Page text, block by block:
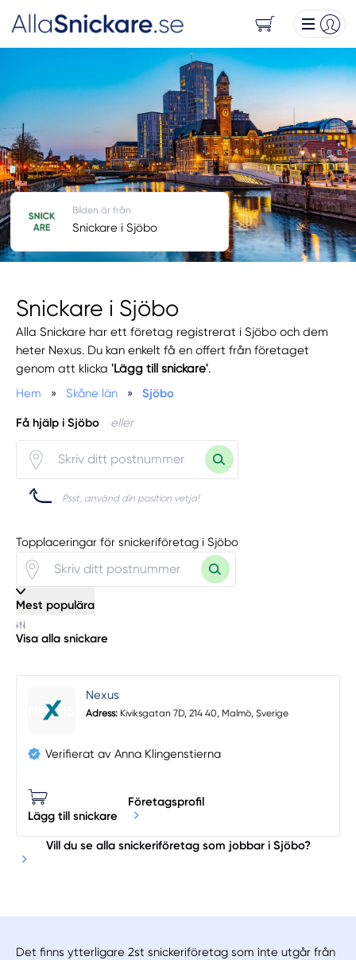
Snickare i Sjöbo
Alla Snickare har ett företag registrerat i Sjöbo och dem
heter Nexus. Du kan enkelt få en offert från företaget
genom att klicka'Lägg till snickare'.
Hem
» Skåne län » Sjöbo
Få hjälp i Sjöbo eller
Psst, använd din position vetja!
Bilden är från
Snickare i Sjöbo
Topplaceringar för snickeriföretag i Sjöbo
Mest populära
Visa alla snickare
Nexus
Adress: Kiviksgatan 7D, 214 40, Malmö, Sverige
Verifierat av Anna Klingenstierna
Lägg till snickare
Företagsprofil
Vill du se alla snickeriföretag som jobbar i Sjöbo?
Det finns ytterligare 2st snickeriföretag som inte utgår från